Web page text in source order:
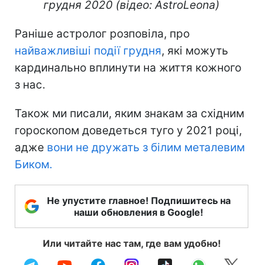
грудня 2020 (відео: AstroLeona)
Раніше астролог розповіла, про
найважливіші події грудня, які можуть
кардинально вплинути на життя кожного
з нас.
Також ми писали, яким знакам за східним
гороскопом доведеться туго у 2021 році,
адже вони не дружать з білим металевим
Биком.
Не упустите главное! Подпишитесь на
наши обновления в Google!
Или читайте нас там, где вам удобно!